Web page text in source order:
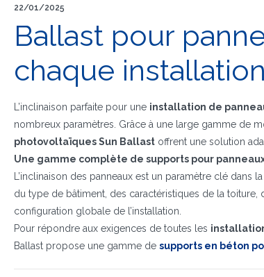
22/01/2025
Ballast pour
chaque
L’inclinaison parfaite pour une installation de
nombreux paramètres. Grâce à une large gamme de
photovoltaïques Sun Ballast offrent une solution
Une gamme complète de supports pour
L’inclinaison des panneaux est un paramètre clé dans
du type de bâtiment, des caractéristiques de la
configuration globale de l’installation.
Pour répondre aux exigences de toutes les
Ballast propose une gamme de supports en béton